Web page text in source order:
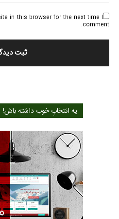
in this browser for the next time I
comment.
یه انتخابِ خوب داشته باش!